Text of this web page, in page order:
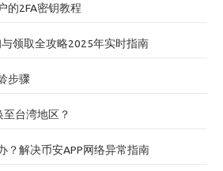
的2FA密钥教程
领取全攻略2025年实时指南
步骤
至台湾地区？
？解决币安APP网络异常指南